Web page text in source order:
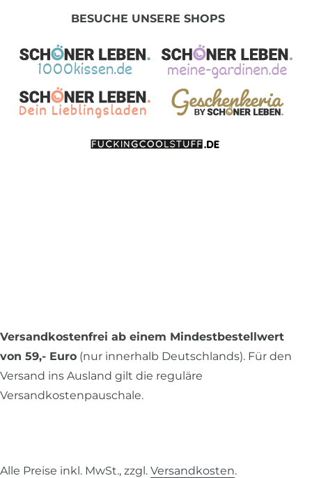
BESUCHE UNSERE SHOPS
Versandkostenfrei ab einem Mindestbestellwert
von 59,- Euro (nur innerhalb Deutschlands). Für den
Versand ins Ausland gilt die reguläre
Versandkostenpauschale.
Alle Preise inkl. MwSt., zzgl. Versandkosten.